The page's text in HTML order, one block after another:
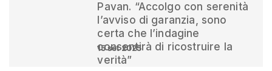
Pavan. “Accolgo con serenità
l’avviso di garanzia, sono
certa che l’indagine
consentirà di ricostruire la
verità”
15 set 2025